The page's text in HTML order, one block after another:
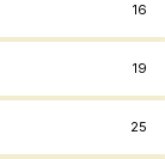
16
19
25